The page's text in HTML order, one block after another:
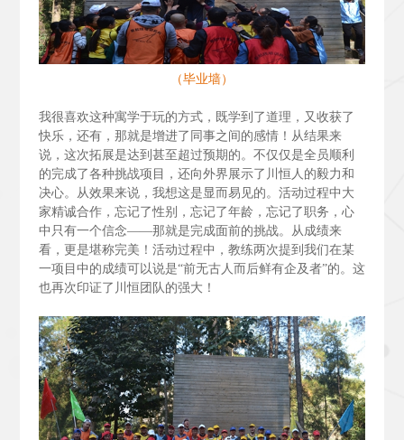
（毕业墙）
我很喜欢这种寓学于玩的方式，既学到了道理，又收获了
快乐，还有，那就是增进了同事之间的感情！从结果来
说，这次拓展是达到甚至超过预期的。不仅仅是全员顺利
的完成了各种挑战项目，还向外界展示了川恒人的毅力和
决心。从效果来说，我想这是显而易见的。活动过程中大
家精诚合作，忘记了性别，忘记了年龄，忘记了职务，心
中只有一个信念——那就是完成面前的挑战。从成绩来
看，更是堪称完美！活动过程中，教练两次提到我们在某
一项目中的成绩可以说是“前无古人而后鲜有企及者”的。这
也再次印证了川恒团队的强大！